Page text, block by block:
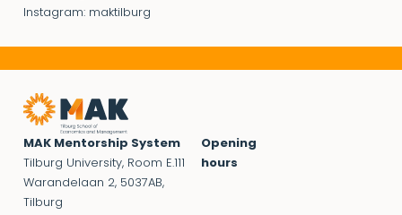
Instagram: maktilburg
MAK Mentorship System
Tilburg University, Room E.111
Warandelaan 2, 5037AB,
Tilburg
Opening
hours